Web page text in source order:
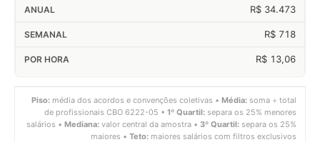
R$ 34.473
R$ 718
R$ 13,06
Piso: média dos acordos e convenções coletivas • Média: soma ÷ total
de profissionais CBO 6222-05 • 1º Quartil: separa os 25% menores
salários • Mediana: valor central da amostra • 3º Quartil: separa os 25%
maiores • Teto: maiores salários com filtros exclusivos